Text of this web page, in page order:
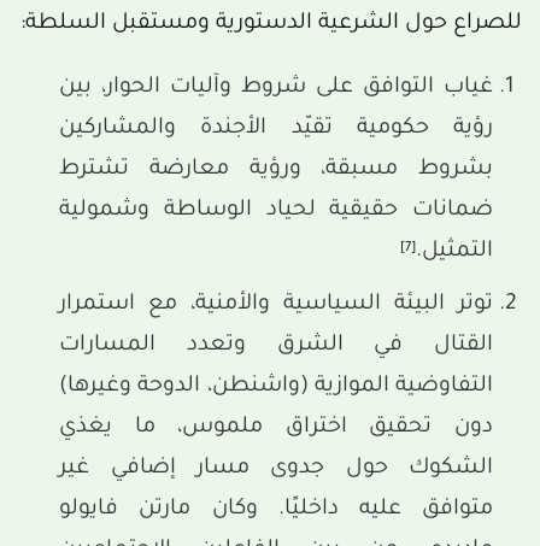
للصراع حول الشرعية الدستورية ومستقبل السلطة:
غياب التوافق على شروط وآليات الحوار، بين
رؤية حكومية تقيّد الأجندة والمشاركين
بشروط مسبقة، ورؤية معارضة تشترط
ضمانات حقيقية لحياد الوساطة وشمولية
التمثيل.
توتر البيئة السياسية والأمنية، مع استمرار
القتال في الشرق وتعدد المسارات
التفاوضية الموازية (واشنطن، الدوحة وغيرها)
دون تحقيق اختراق ملموس، ما يغذي
الشكوك حول جدوى مسار إضافي غير
متوافق عليه داخليًا. وكان مارتن فايولو